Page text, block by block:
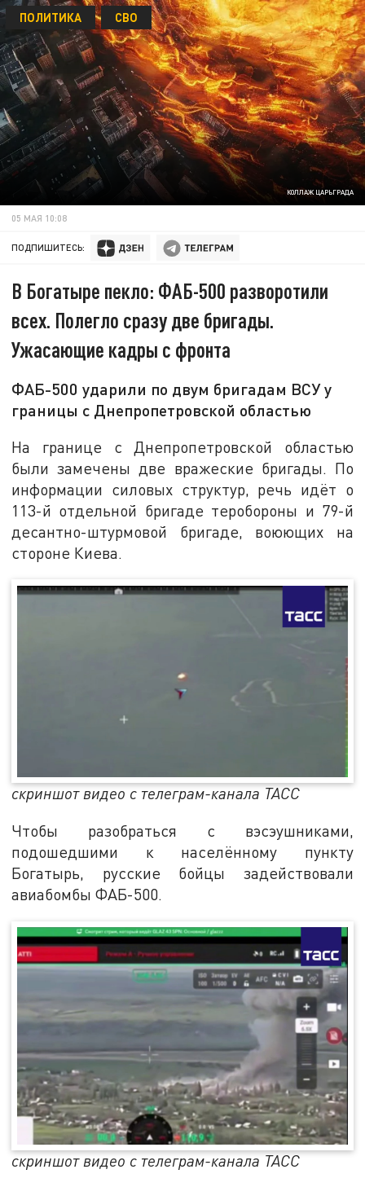
КОЛЛАЖ ЦАРЬГРАДА
ПОЛИТИКА СВО
05 МАЯ 10:08
ПОДПИШИТЕСЬ:
В Богатыре пекло: ФАБ-500 разворотили
всех. Полегло сразу две бригады.
Ужасающие кадры с фронта
ФАБ-500 ударили по двум бригадам ВСУ у
границы с Днепропетровской областью
На границе с Днепропетровской областью
были замечены две вражеские бригады. По
информации силовых структур, речь идёт о
113-й отдельной бригаде теробороны и 79-й
десантно-штурмовой бригаде, воюющих на
стороне Киева.
скриншот видео с телеграм-канала ТАСС
Чтобы разобраться с вэсэушниками,
подошедшими к населённому пункту
Богатырь, русские бойцы задействовали
авиабомбы ФАБ-500.
скриншот видео с телеграм-канала ТАСС